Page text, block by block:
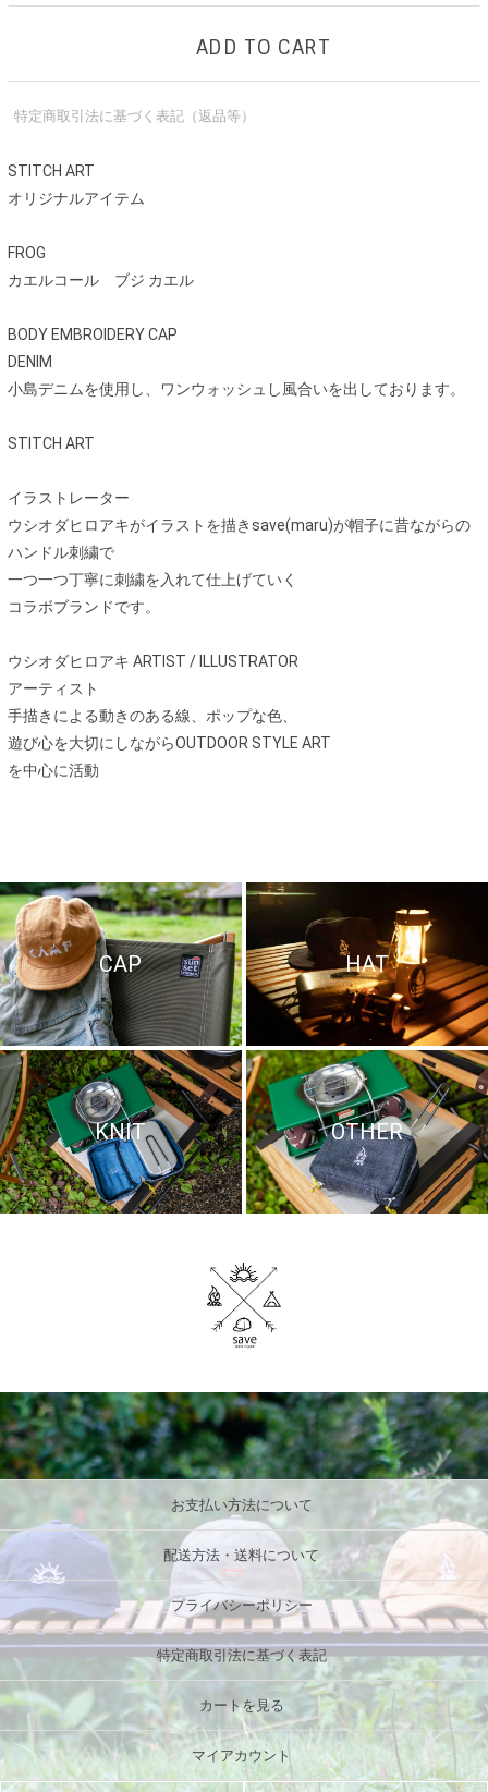
ADD TO CART
特定商取引法に基づく表記（返品等）
STITCH ART
オリジナルアイテム
FROG
カエルコール ブジ カエル
BODY EMBROIDERY CAP
DENIM
小島デニムを使用し、ワンウォッシュし風合いを出しております。
STITCH ART
イラストレーター
ウシオダヒロアキがイラストを描きsave(maru)が帽子に昔ながらの
ハンドル刺繍で
一つ一つ丁寧に刺繍を入れて仕上げていく
コラボブランドです。
ウシオダヒロアキ ARTIST / ILLUSTRATOR
アーティスト
手描きによる動きのある線、ポップな色、
遊び心を大切にしながらOUTDOOR STYLE ART
を中心に活動
CAP HAT
KNIT OTHER
お支払い方法について
配送方法・送料について
プライバシーポリシー
特定商取引法に基づく表記
カートを見る
マイアカウント